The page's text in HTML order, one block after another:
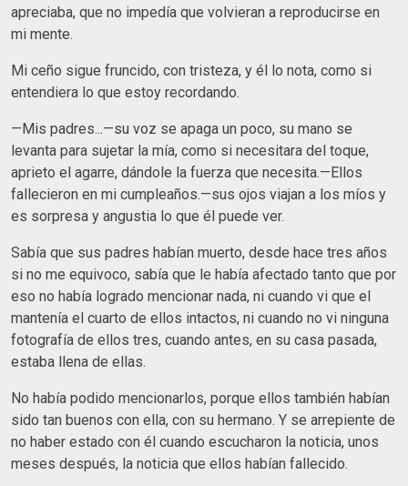
apreciaba, que no impedía que volvieran a reproducirse en
mi mente.
Mi ceño sigue fruncido, con tristeza, y él lo nota, como si
entendiera lo que estoy recordando.
—Mis padres...—su voz se apaga un poco, su mano se
levanta para sujetar la mía, como si necesitara del toque,
aprieto el agarre, dándole la fuerza que necesita.—Ellos
fallecieron en mi cumpleaños.—sus ojos viajan a los míos y
es sorpresa y angustia lo que él puede ver.
Sabía que sus padres habían muerto, desde hace tres años
si no me equivoco, sabía que le había afectado tanto que por
eso no había logrado mencionar nada, ni cuando vi que el
mantenía el cuarto de ellos intactos, ni cuando no vi ninguna
fotografía de ellos tres, cuando antes, en su casa pasada,
estaba llena de ellas.
No había podido mencionarlos, porque ellos también habían
sido tan buenos con ella, con su hermano. Y se arrepiente de
no haber estado con él cuando escucharon la noticia, unos
meses después, la noticia que ellos habían fallecido.